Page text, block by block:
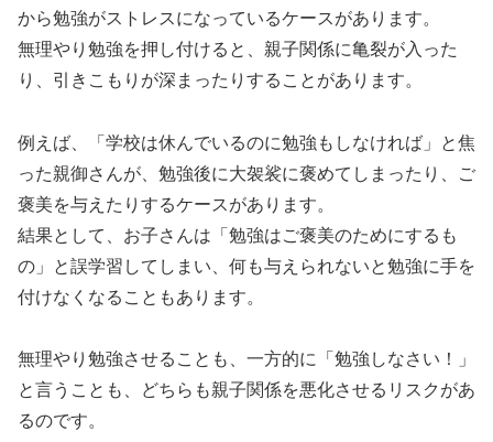
から勉強がストレスになっているケースがあります。
無理やり勉強を押し付けると、親子関係に亀裂が入った
り、引きこもりが深まったりすることがあります。
例えば、「学校は休んでいるのに勉強もしなければ」と焦
った親御さんが、勉強後に大袈裟に褒めてしまったり、ご
褒美を与えたりするケースがあります。
結果として、お子さんは「勉強はご褒美のためにするも
の」と誤学習してしまい、何も与えられないと勉強に手を
付けなくなることもあります。
無理やり勉強させることも、一方的に「勉強しなさい！」
と言うことも、どちらも親子関係を悪化させるリスクがあ
るのです。